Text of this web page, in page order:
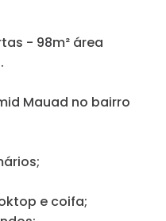
- 98m² área
Mauad no bairro
e coifa;